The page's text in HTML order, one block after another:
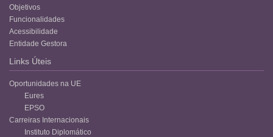
Objetivos
Funcionalidades
Acessibilidade
Entidade Gestora
Links Úteis
Oportunidades na UE
Eures
EPSO
Carreiras Internacionais
Instituto Diplomático